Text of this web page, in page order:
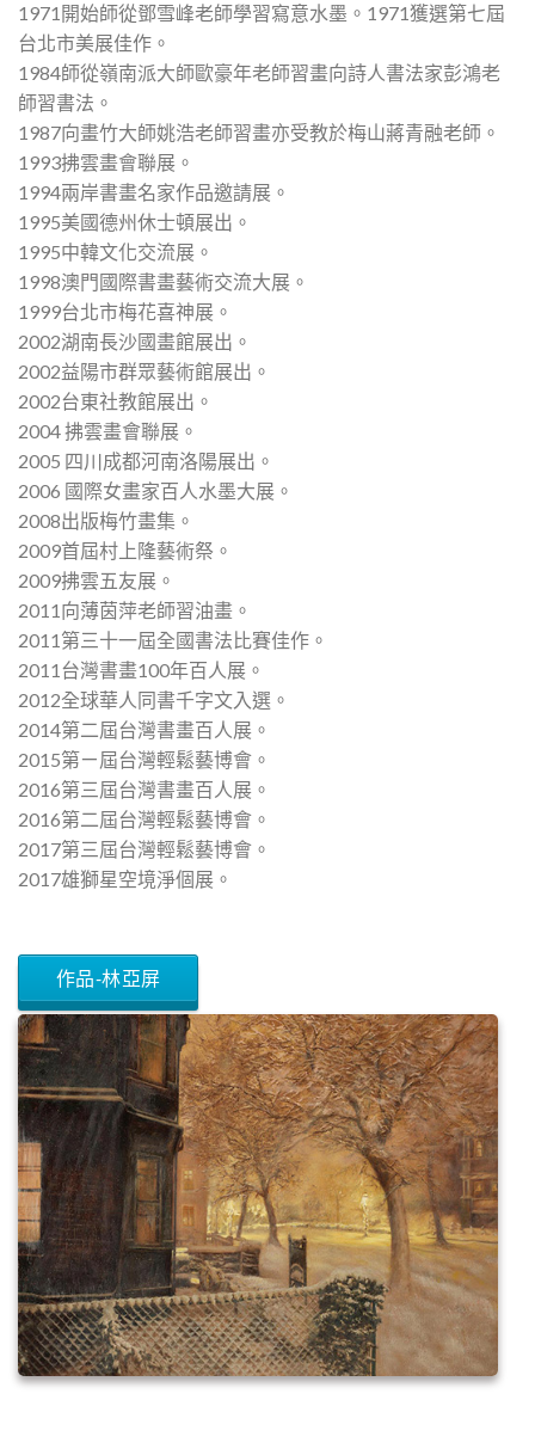
1971開始師從鄧雪峰老師學習寫意水墨。1971獲選第七屆
台北市美展佳作。
1984師從嶺南派大師歐豪年老師習畫向詩人書法家彭鴻老
師習書法。
1987向畫竹大師姚浩老師習畫亦受教於梅山蔣青融老師。
1993拂雲畫會聯展。
1994兩岸書畫名家作品邀請展。
1995美國德州休士頓展出。
1995中韓文化交流展。
1998澳門國際書畫藝術交流大展。
1999台北市梅花喜神展。
2002湖南長沙國畫館展出。
2002益陽市群眾藝術館展出。
2002台東社教館展出。
2004 拂雲畫會聯展。
2005 四川成都河南洛陽展出。
2006 國際女畫家百人水墨大展。
2008出版梅竹畫集。
2009首屆村上隆藝術祭。
2009拂雲五友展。
2011向薄茵萍老師習油畫。
2011第三十一屆全國書法比賽佳作。
2011台灣書畫100年百人展。
2012全球華人同書千字文入選。
2014第二屆台灣書畫百人展。
2015第ㄧ屆台灣輕鬆藝博會。
2016第三屆台灣書畫百人展。
2016第二屆台灣輕鬆藝博會。
2017第三屆台灣輕鬆藝博會。
2017雄獅星空境淨個展。
作品-林亞屏